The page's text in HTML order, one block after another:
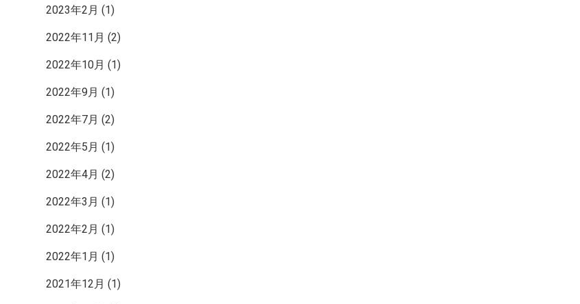
2023年2月 (1)
2022年11月 (2)
2022年10月 (1)
2022年9月 (1)
2022年7月 (2)
2022年5月 (1)
2022年4月 (2)
2022年3月 (1)
2022年2月 (1)
2022年1月 (1)
2021年12月 (1)